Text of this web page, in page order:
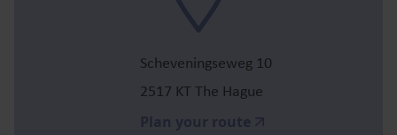
Scheveningseweg 10
2517 KT The Hague